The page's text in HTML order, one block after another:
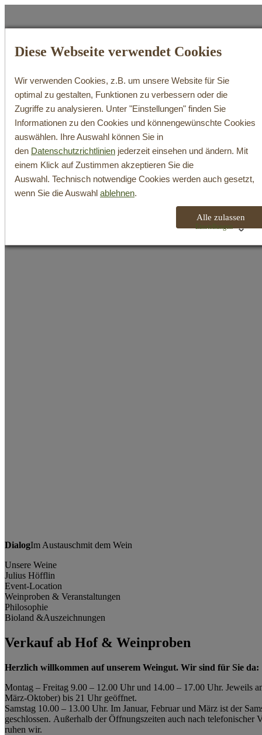
Diese Webseite verwendet Cookies
Wir verwenden Cookies, z.B. um unsere Website für Sie
optimal zu gestalten, Funktionen zu verbessern oder die
Zugriffe zu analysieren. Unter "Einstellungen" finden Sie
Informationen zu den Cookies und könnengewünschte Cookies
auswählen. Ihre Auswahl können Sie in
den Datenschutzrichtlinien jederzeit einsehen und ändern. Mit
einem Klick auf Zustimmen akzeptieren Sie die
Auswahl. Technisch notwendige Cookies werden auch gesetzt,
wenn Sie die Auswahl ablehnen.
Alle zulassen
Einstellungen
WeinShop
Search
Cart
Ihr Warenkorb ist derzeit leer.
DialogIm Austauschmit dem Wein
Unsere Weine
Julius Höfflin
Event-Location
Weinproben & Veranstaltungen
Philosophie
Bioland &Auszeichnungen
Verkauf ab Hof & Weinproben
Herzlich willkommen auf unserem Weingut. Wir sind für Sie da:
Montag – Freitag 9.00 – 12.00 Uhr und 14.00 – 17.00 Uhr. Jeweils
März-Oktober) bis 21 Uhr geöffnet.
Samstag 10.00 – 13.00 Uhr. Im Januar, Februar und März ist der
geschlossen. Außerhalb der Öffnungszeiten auch nach telefonischer
ruhen wir.